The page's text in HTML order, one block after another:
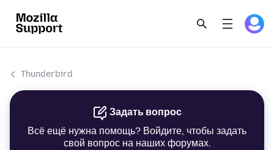
Thunderbird
Задать вопрос
Всё ещё нужна помощь? Войдите, чтобы задать
свой вопрос на наших форумах.